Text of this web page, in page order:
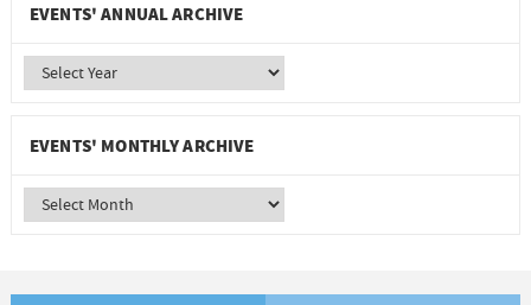
EVENTS' ANNUAL ARCHIVE
EVENTS' MONTHLY ARCHIVE